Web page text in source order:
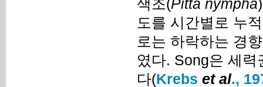
색조(Pitta nympha
도를 시간별로 누
로는 하락하는 경
였다. Song은 세
다(Krebs et al.,